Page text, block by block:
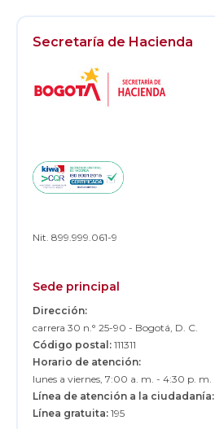
Secretaría de Hacienda
Nit. 899.999.061-9
Sede principal
Dirección:
carrera 30 n.° 25-90 - Bogotá, D. C.
Código postal: 111311
Horario de atención:
lunes a viernes, 7:00 a. m. - 4:30 p. m.
Línea de atención a la ciudadanía:
Línea gratuita: 195